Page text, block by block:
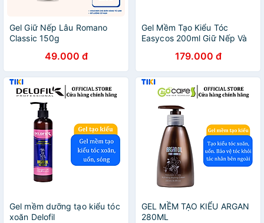
Gel Giữ Nếp Lâu Romano
Classic 150g
49.000 đ
Gel Mềm Tạo Kiểu Tóc
Easycos 200ml Giữ Nếp Và
179.000 đ
Gel mềm dưỡng tạo kiểu tóc
xoăn Delofil
GEL MỀM TẠO KIỂU ARGAN
280ML